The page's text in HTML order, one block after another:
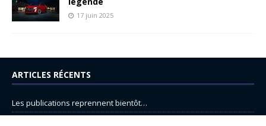
17 juin 2025
ARTICLES RÉCENTS
Les publications reprennent bientôt…